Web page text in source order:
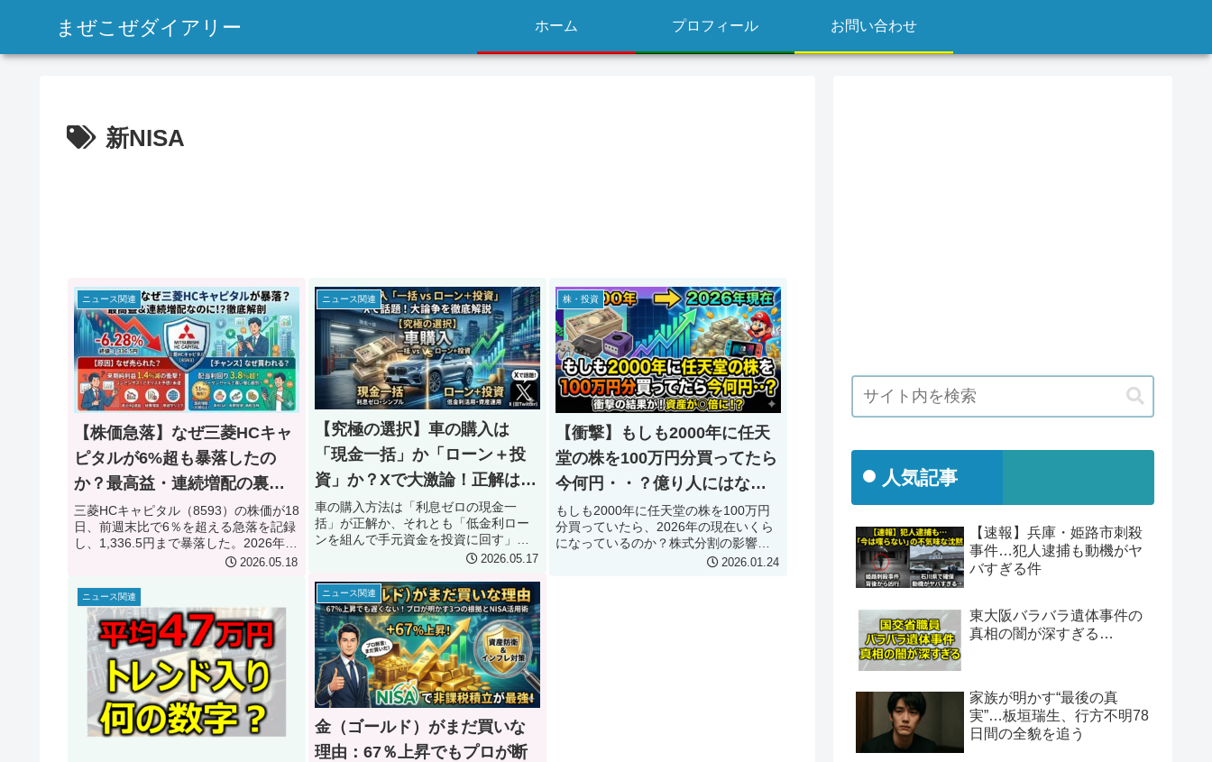
まぜこぜダイアリー ホーム プロフィール お問い合わせ
新NISA
ニュース関連
【株価急落】なぜ三菱HCキャ
ピタルが6%超も暴落したの
か？最高益・連続増配の裏に
隠された罠と投資家が群がる
理由を徹底解剖
三菱HCキャピタル（8593）の株価が18
日、前週末比で6％を超える急落を記録
し、1,336.5円まで暴落した。2026年3
月期決算では過去最高益を更新し、配
の連続増配を発表したにもかかわら
ず、なぜ市場はこれほどまでに冷やや
かな反応を示したのか。本記事では、
株価急落の引き金となった「来期純利
益1.4％減」の見通しとアナリスト予想
の乖離、そして直近の経費増や地政学
リスクといった懸念材料を3つのパート
で徹底解説する。一方で配当利回りが
約3.8％まで上昇し、X（旧Twitter）上
で「バーゲンセール」と歓喜し買い増
2026.05.18
ニュース関連
【究極の選択】車の購入は
「現金一括」か「ローン＋投
資」か？Xで大激論！正解はい
ったい…？
車の購入方法は「利息ゼロの現金一
括」が正解か、それとも「低金利ロー
ンを組んで手元資金を投資に回す」の
が賢いのか？X（旧Twitter）で突如巻き
とローン＋投資派それぞれの主張を徹
底比較！300万円の車を買う場合のリア
ルな数字のシミュレーションや、専門
家の見解を交えながら、あなたにとっ
て最適なお金の使い道を解説する。こ
れを読めば、SNSの極端な意見に惑わ
されることなく、後悔しないマイカー
購入術が身につくはずだ。
2026.05.17
株・投資
【衝撃】もしも2000年に任天
堂の株を100万円分買ってたら
今何円・・？億り人にはなれ
たのか徹底検証
もしも2000年に任天堂の株を100万円
分買っていたら、2026年の現在いくら
になっているのか？株式分割の影響
や、積み重なった配当金を含めたトー
2026.01.24
ニュース関連
金（ゴールド）がまだ買いな
理由：67％上昇でもプロが断
ニュース関連
人気記事
【速報】兵庫・姫路市刺殺
事件…犯人逮捕も動機がヤ
バすぎる件
東大阪バラバラ遺体事件の
真相の闇が深すぎる…
家族が明かす“最後の真
実”…板垣瑞生、行方不明78
日間の全貌を追う